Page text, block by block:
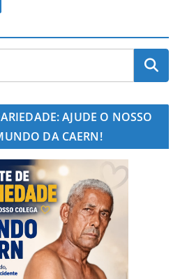
AJUDE O NOSSO
DA CAERN!